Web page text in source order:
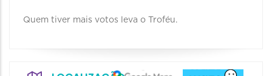
Quem tiver mais votos leva o Troféu.